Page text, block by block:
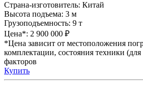
Страна-изготовитель: Китай
Высота подъема: 3 м
Грузоподъемность: 9 т
Цена*: 2 900 000 ₽
*Цена зависит от местоположения
комплектации, состояния техники
факторов
Купить